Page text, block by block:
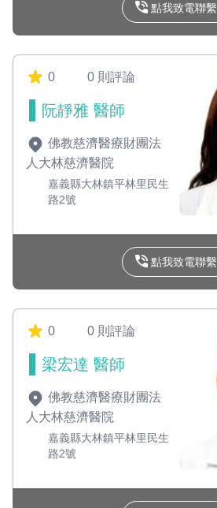
點我致電聯繫
0 0 則評論
阮靜雅 醫師
佛教慈濟醫療財團法
人大林慈濟醫院
嘉義縣大林鎮平林里民生
路2號
點我致電聯繫
0 0 則評論
梁宏達 醫師
佛教慈濟醫療財團法
人大林慈濟醫院
嘉義縣大林鎮平林里民生
路2號